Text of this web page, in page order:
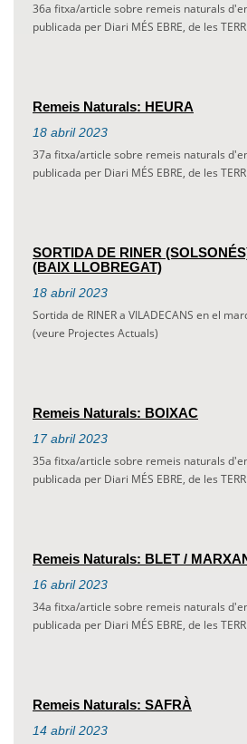
36a fitxa/article sobre remeis naturals
publicada per Diari MÉS EBRE, de les
Remeis Naturals: HEURA
18 abril 2023
37a fitxa/article sobre remeis naturals
publicada per Diari MÉS EBRE, de les
SORTIDA DE RINER
(BAIX LLOBREGAT)
18 abril 2023
Sortida de RINER a VILADECANS en el
(veure Projectes Actuals)
Remeis Naturals: BOIXAC
17 abril 2023
35a fitxa/article sobre remeis naturals
publicada per Diari MÉS EBRE, de les
Remeis Naturals: BLET /
16 abril 2023
34a fitxa/article sobre remeis naturals
publicada per Diari MÉS EBRE, de les
Remeis Naturals: SAFRÀ
14 abril 2023